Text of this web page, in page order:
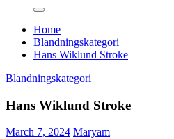
Home
Blandningskategori
Hans Wiklund Stroke
Blandningskategori
Hans Wiklund Stroke
March 7, 2024 Maryam